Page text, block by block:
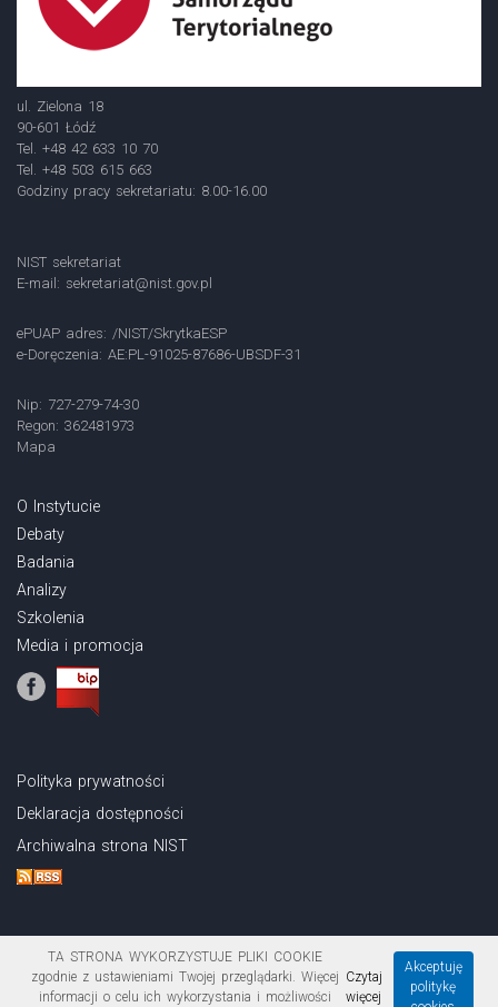
ul. Zielona 18
90-601 Łódź
Tel. +48 42 633 10 70
Tel. +48 503 615 663
Godziny pracy sekretariatu: 8.00-16.00
NIST sekretariat
E-mail: sekretariat@nist.gov.pl
ePUAP adres: /NIST/SkrytkaESP
e-Doręczenia: AE:PL-91025-87686-UBSDF-31
Nip: 727-279-74-30
Regon: 362481973
Mapa
O Instytucie
Debaty
Badania
Analizy
Szkolenia
Media i promocja
Polityka prywatności
Deklaracja dostępności
Archiwalna strona NIST
Copyright © 2026 Narodowy Instytut Samorządu Terytorialnego
TA STRONA WYKORZYSTUJE PLIKI COOKIE
zgodnie z ustawieniami Twojej przeglądarki. Więcej
informacji o celu ich wykorzystania i możliwości
Czytaj
więcej
Akceptuję
politykę